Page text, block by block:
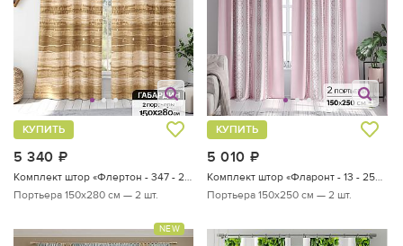
5 340
КУПИТЬ
Комплект штор «Флертон - 347 - 280 см»
Портьера 150х280 см — 2 шт.
5 010
КУПИТЬ
Комплект штор «Фларонт - 13 - 250 см»
Портьера 150х250 см — 2 шт.
NEW